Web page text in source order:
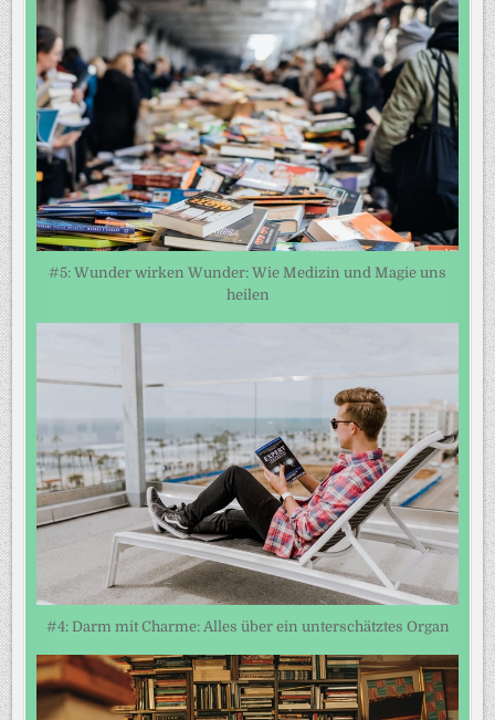
#5: Wunder wirken Wunder: Wie Medizin und Magie uns
heilen
#4: Darm mit Charme: Alles über ein unterschätztes Organ